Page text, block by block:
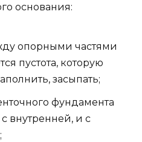
основания:
опорными частями
пустота, которую
засыпать;
фундамента
внутренней, и с